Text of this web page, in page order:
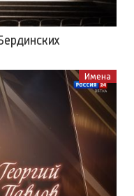
Имена